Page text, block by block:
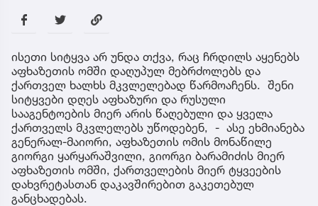
ისეთი სიტყვა არ უნდა თქვა, რაც ჩრდილს აყენებს
აფხაზეთის ომში დაღუპულ მებრძოლებს და
ქართველ ხალხს მკვლელებად წარმოაჩენს. შენი
სიტყვები დღეს აფხაზური და რუსული
სააგენტოების მიერ არის წაღებული და ყველა
ქართველს მკვლელებს უწოდებენ, - ასე ეხმიანება
გენერალ-მაიორი, აფხაზეთის ომის მონაწილე
გიორგი ყარყარაშვილი, გიორგი ბარამიძის მიერ
აფხაზეთის ომში, ქართველების მიერ ტყვეების
დახვრეტასთან დაკავშირებით გაკეთებულ
განცხადებას.